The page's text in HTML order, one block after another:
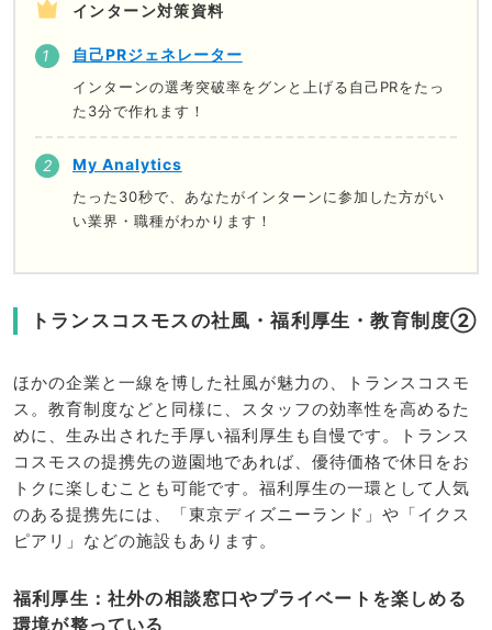
インターン対策資料
自己PRジェネレーター
インターンの選考突破率をグンと上げる自己PRをたっ
た3分で作れます！
My Analytics
たった30秒で、あなたがインターンに参加した方がい
い業界・職種がわかります！
トランスコスモスの社風・福利厚生・教育制度②
ほかの企業と一線を博した社風が魅力の、トランスコスモ
ス。教育制度などと同様に、スタッフの効率性を高めるた
めに、生み出された手厚い福利厚生も自慢です。トランス
コスモスの提携先の遊園地であれば、優待価格で休日をお
トクに楽しむことも可能です。福利厚生の一環として人気
のある提携先には、「東京ディズニーランド」や「イクス
ピアリ」などの施設もあります。
福利厚生：社外の相談窓口やプライベートを楽しめる
環境が整っている